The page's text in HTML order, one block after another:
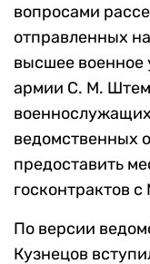
вопросами
отправленных
высшее военное
армии С. М.
ведомственных
предоставить
госконтрактов
По версии
Кузнецов